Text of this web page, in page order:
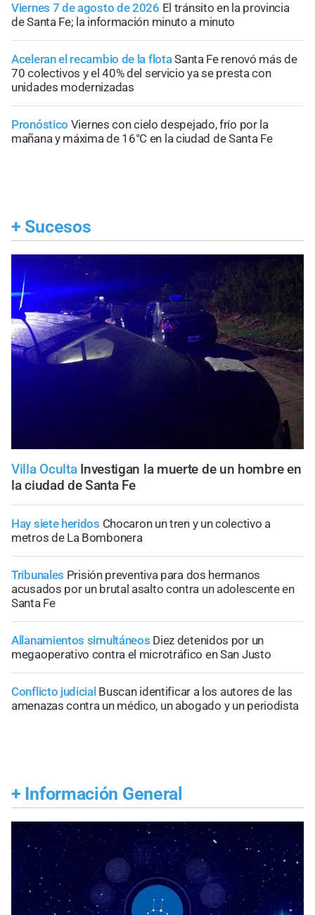
Viernes 7 de agosto de 2026 El tránsito en la provincia
de Santa Fe; la información minuto a minuto
Aceleran el recambio de la flotaSanta Fe renovó más de
70 colectivos y el 40% del servicio ya se presta con
unidades modernizadas
Pronóstico Viernes con cielo despejado, frío por la
mañana y máxima de 16°C en la ciudad de Santa Fe
+ Sucesos
Villa Oculta Investigan la muerte de un hombre en
la ciudad de Santa Fe
Hay siete heridos Chocaron un tren y un colectivo a
metros de La Bombonera
Tribunales Prisión preventiva para dos hermanos
acusados por un brutal asalto contra un adolescente en
Santa Fe
Allanamientos simultáneos Diez detenidos por un
megaoperativo contra el microtráfico en San Justo
Conflicto judicial Buscan identificar a los autores de las
amenazas contra un médico, un abogado y un periodista
+ Información General